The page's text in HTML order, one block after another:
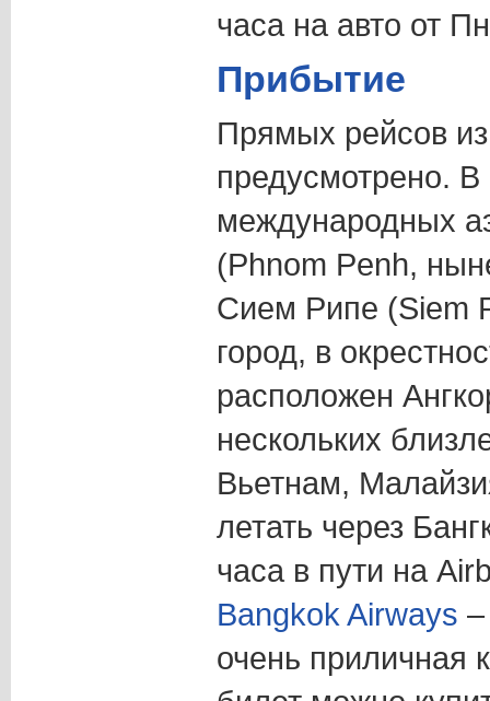
часа на авто от
Прибытие
Прямых рейсов
предусмотрено. В
международных
(Phnom Penh,
Сием Рипе (Siem
город, в
расположен
нескольких
Вьетнам,
летать через
часа в пути на
Bangkok Airways
очень приличная